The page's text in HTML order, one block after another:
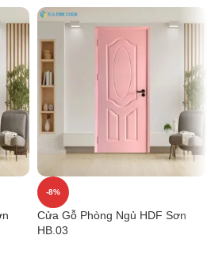
-8%
Cửa Gỗ Phòng Ngủ HDF Sơn
HB.03